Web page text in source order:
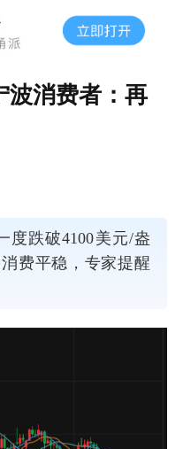
波消费者：再
度跌破4100美元/盎
费平稳，专家提醒